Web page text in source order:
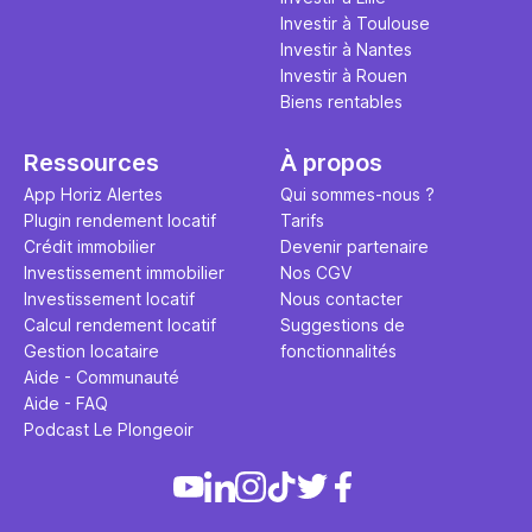
Investir à Toulouse
Investir à Nantes
Investir à Rouen
Biens rentables
Ressources
App Horiz Alertes
Plugin rendement locatif
Crédit immobilier
Investissement immobilier
Investissement locatif
Calcul rendement locatif
Gestion locataire
Aide - Communauté
Aide - FAQ
Podcast Le Plongeoir
À propos
Qui sommes-nous ?
Tarifs
Devenir partenaire
Nos CGV
Nous contacter
Suggestions de
fonctionnalités